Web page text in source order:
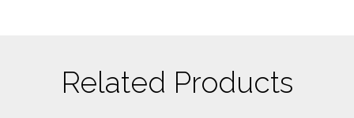
Related Products